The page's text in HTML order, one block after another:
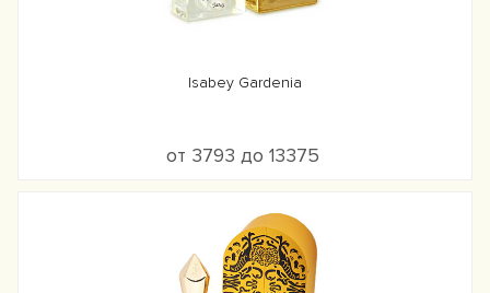
Isabey Gardenia
от 3793 до 13375